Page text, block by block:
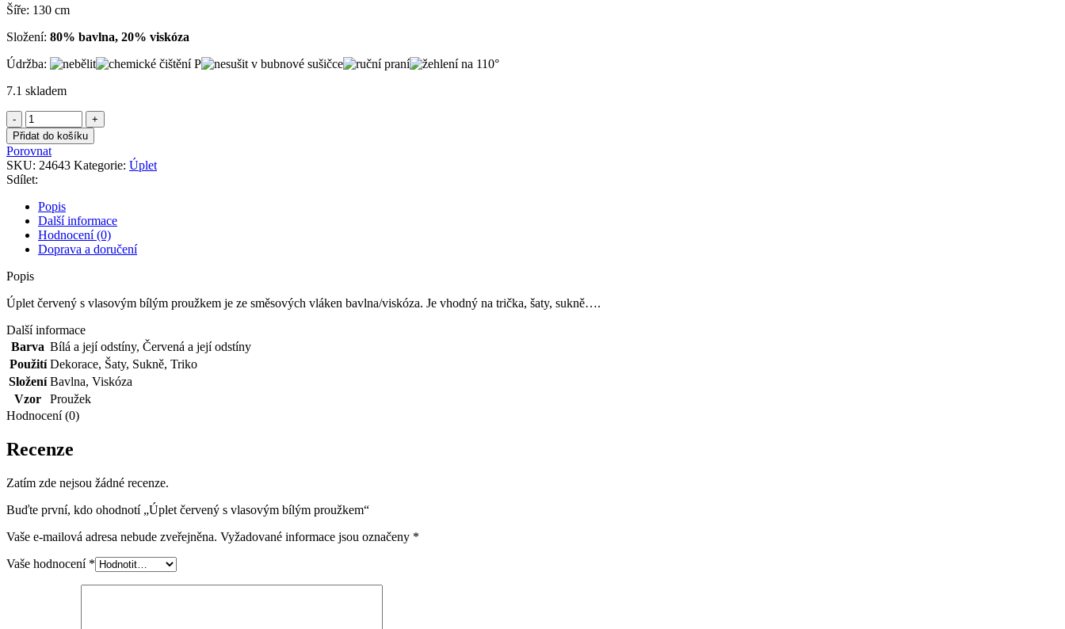
Šíře: 130 cm
Složení: 80% bavlna, 20% viskóza
Údržba:
7.1 skladem
Úplet
červený
s
vlasovým
bílým
proužkem
množství
Přidat do košíku
Porovnat
SKU: 24643 Kategorie: Úplet
Sdílet:
Popis
Další informace
Hodnocení (0)
Doprava a doručení
Popis
Úplet červený s vlasovým bílým proužkem je ze směsových vláken bavlna/viskóza. Je vhodný na trička, šaty, sukně….
Další informace
Barva Bílá a její odstíny, Červená a její odstíny
Použití Dekorace, Šaty, Sukně, Triko
Složení Bavlna, Viskóza
Vzor
Proužek
Hodnocení (0)
Recenze
Zatím zde nejsou žádné recenze.
Buďte první, kdo ohodnotí „Úplet červený s vlasovým bílým proužkem“
Vaše e-mailová adresa nebude zveřejněna. Vyžadované informace jsou označeny *
Vaše hodnocení *